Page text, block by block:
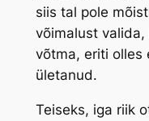
siis tal pole
võimalust
võtma, eriti olles
ületanud.
Teiseks, iga riik